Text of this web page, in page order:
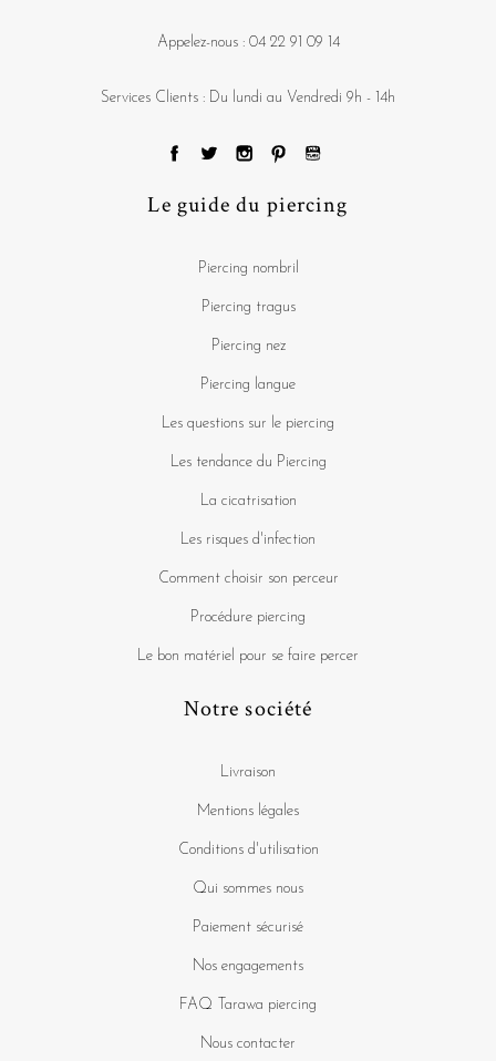
Appelez-nous : 04 22 91 09 14
Services Clients : Du lundi au Vendredi 9h - 14h
Le guide du piercing
Piercing nombril
Piercing tragus
Piercing nez
Piercing langue
Les questions sur le piercing
Les tendance du Piercing
La cicatrisation
Les risques d'infection
Comment choisir son perceur
Procédure piercing
Le bon matériel pour se faire percer
Notre société
Livraison
Mentions légales
Conditions d'utilisation
Qui sommes nous
Paiement sécurisé
Nos engagements
FAQ Tarawa piercing
Nous contacter